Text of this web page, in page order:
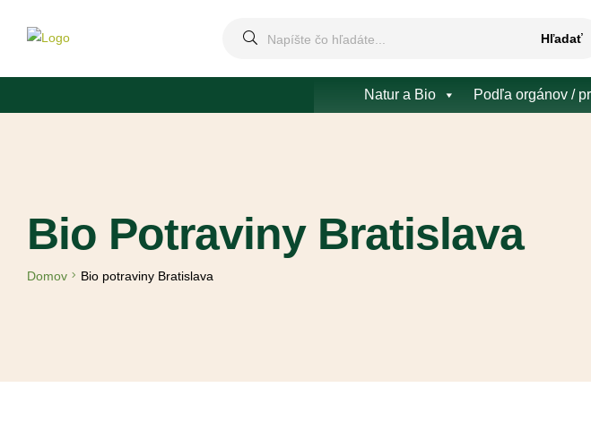
Hľadať
Natur a Bio Podľa orgánov /
Bio Potraviny Bratislava
Domov Bio potraviny Bratislava